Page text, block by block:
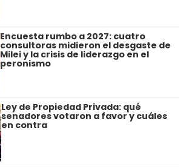
Encuesta rumbo a 2027: cuatro
consultoras midieron el desgaste de
Milei y la crisis de liderazgo en el
peronismo
Ley de Propiedad Privada: qué
senadores votaron a favor y cuáles
en contra